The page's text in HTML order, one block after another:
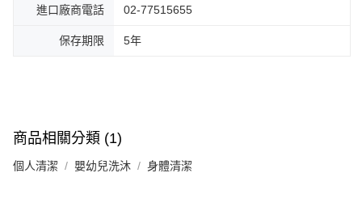
進口廠商電話 02-77515655
保存期限 5年
商品相關分類 (1)
個人清潔 嬰幼兒洗沐 身體清潔